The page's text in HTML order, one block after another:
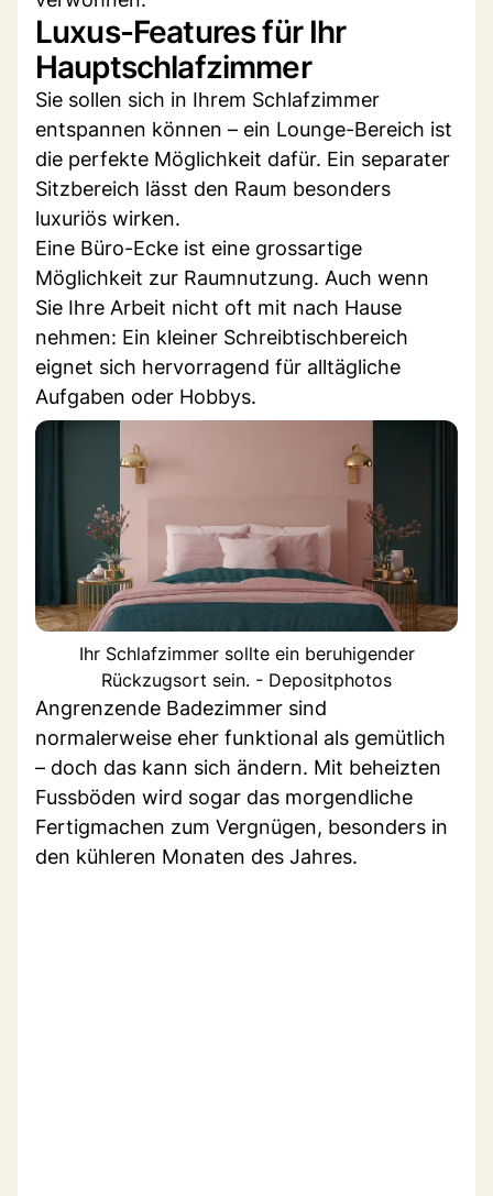
Luxus-Features für Ihr
Hauptschlafzimmer
Sie sollen sich in Ihrem Schlafzimmer
entspannen können – ein Lounge-Bereich ist
die perfekte Möglichkeit dafür. Ein separater
Sitzbereich lässt den Raum besonders
luxuriös wirken.
Eine Büro-Ecke ist eine grossartige
Möglichkeit zur Raumnutzung. Auch wenn
Sie Ihre Arbeit nicht oft mit nach Hause
nehmen: Ein kleiner Schreibtischbereich
eignet sich hervorragend für alltägliche
Aufgaben oder Hobbys.
Ihr Schlafzimmer sollte ein beruhigender
Rückzugsort sein. - Depositphotos
Angrenzende Badezimmer sind
normalerweise eher funktional als gemütlich
– doch das kann sich ändern. Mit beheizten
Fussböden wird sogar das morgendliche
Fertigmachen zum Vergnügen, besonders in
den kühleren Monaten des Jahres.